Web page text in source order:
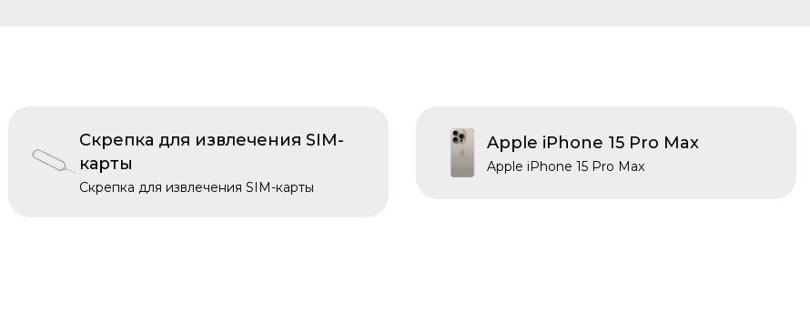
Скрепка для извлечения SIM-
карты
Скрепка для извлечения SIM-карты
Apple iPhone 15 Pro Max
Apple iPhone 15 Pro Max